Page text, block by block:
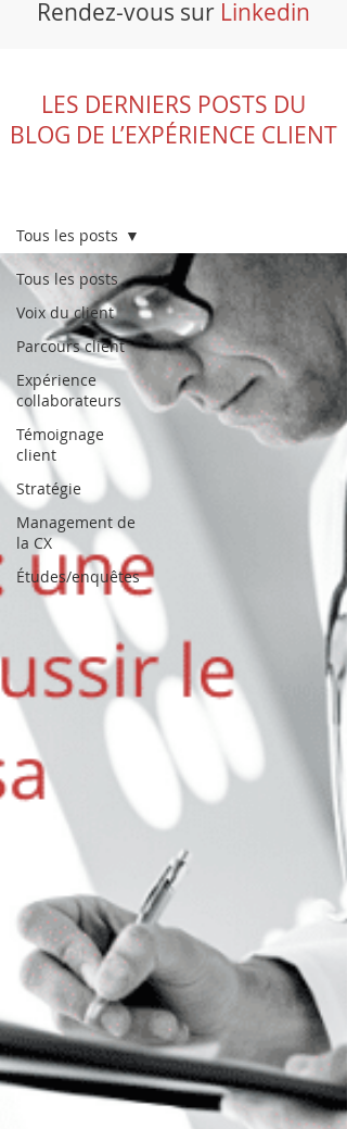
Rendez-vous sur Linkedin
LES DERNIERS POSTS DU
BLOG DE L’EXPÉRIENCE CLIENT
Tous les posts
Voix du client
Parcours client
Expérience
collaborateurs
Témoignage
client
Stratégie
Management de
la CX
Études/enquêtes
Tous les posts